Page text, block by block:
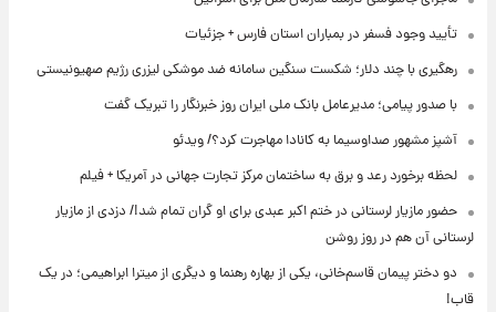
تأیید وجود فسفر در بمباران استان فارس + جزئیات
رهگیری با چند دلار؛ شکست سنگین سامانه ضد موشکی لیزری رژیم صهیونیستی
با صدور پیامی؛ مدیرعامل بانک ملی ایران روز خبرنگار را تبریک گفت
آشپز مشهور صداوسیما به کانادا مهاجرت کرد؟/ ویدئو
لحظه برخورد رعد و برق به ساختمان مرکز تجارت جهانی در آمریکا + فیلم
حضور مازیار لرستانی در ختم اکبر عبدی برای او گران تمام شد!/ دزدی از مازیار
لرستانی آن هم در روز روشن
دو دختر پیمان قاسم‌خانی، یکی از بهاره رهنما و دیگری از میترا ابراهیمی؛ در یک
قاب!